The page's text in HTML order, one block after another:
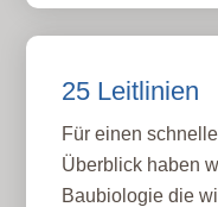
25 Leitlinien
Für einen
Überblick haben
Baubiologie die